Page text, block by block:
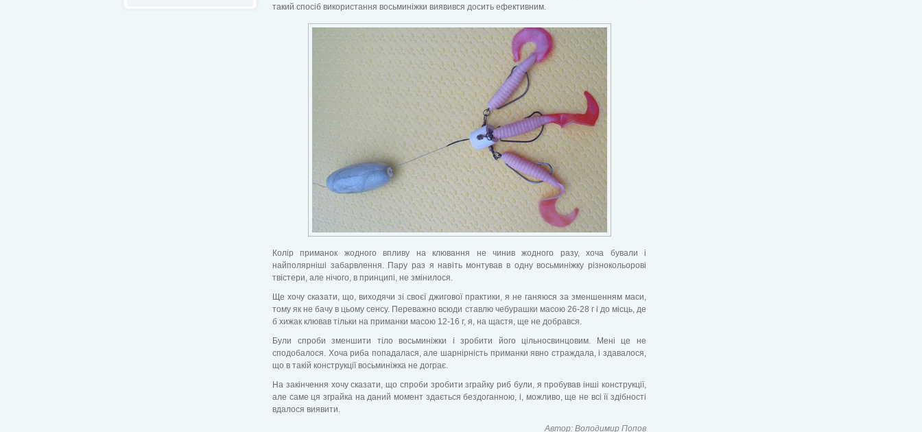
такий спосіб використання восьминіжки виявився досить ефективним.
Колір приманок жодного впливу на клювання не чинив жодного разу, хоча бували і
найполярніші забарвлення. Пару раз я навіть монтував в одну восьминіжку різнокольорові
твістери, але нічого, в принципі, не змінилося.
Ще хочу сказати, що, виходячи зі своєї джигової практики, я не ганяюся за зменшенням маси,
тому як не бачу в цьому сенсу. Переважно всюди ставлю чебурашки масою 26-28 г і до місць, де
б хижак клював тільки на приманки масою 12-16 г, я, на щастя, ще не добрався.
Були спроби зменшити тіло восьминіжки і зробити його цільносвинцовим. Мені це не
сподобалося. Хоча риба попадалася, але шарнірність приманки явно страждала, і здавалося,
що в такій конструкції восьминіжка не дограє.
На закінчення хочу сказати, що спроби зробити зграйку риб були, я пробував інші конструкції,
але саме ця зграйка на даний момент здається бездоганною, і, можливо, ще не всі її здібності
вдалося виявити.
Автор: Володимир Попов